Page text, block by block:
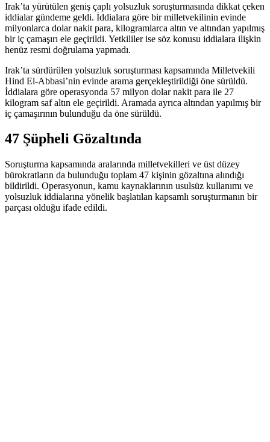
Irak’ta yürütülen geniş çaplı yolsuzluk soruşturmasında dikkat çeken
iddialar gündeme geldi. İddialara göre bir milletvekilinin evinde
milyonlarca dolar nakit para, kilogramlarca altın ve altından yapılmış
bir iç çamaşırı ele geçirildi. Yetkililer ise söz konusu iddialara ilişkin
henüz resmi doğrulama yapmadı.
Irak’ta sürdürülen yolsuzluk soruşturması kapsamında Milletvekili
Hind El-Abbasi’nin evinde arama gerçekleştirildiği öne sürüldü.
İddialara göre operasyonda 57 milyon dolar nakit para ile 27
kilogram saf altın ele geçirildi. Aramada ayrıca altından yapılmış bir
iç çamaşırının bulunduğu da öne sürüldü.
47 Şüpheli Gözaltında
Soruşturma kapsamında aralarında milletvekilleri ve üst düzey
bürokratların da bulunduğu toplam 47 kişinin gözaltına alındığı
bildirildi. Operasyonun, kamu kaynaklarının usulsüz kullanımı ve
yolsuzluk iddialarına yönelik başlatılan kapsamlı soruşturmanın bir
parçası olduğu ifade edildi.